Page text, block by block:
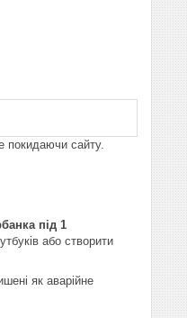
покидаючи сайту.
під 1
або створити
як аварійне